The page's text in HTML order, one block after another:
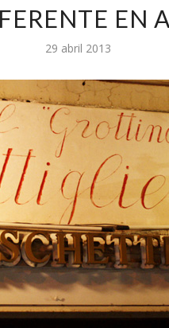
EN
29 abril 2013